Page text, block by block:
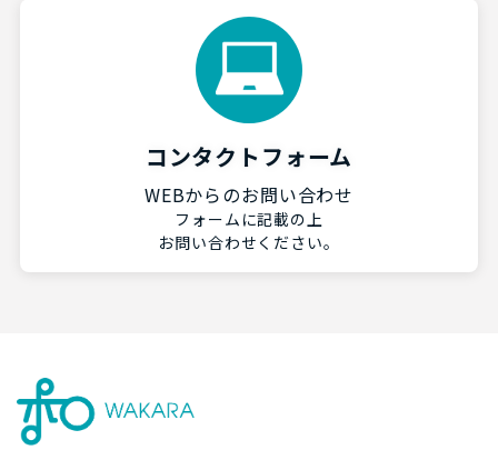
コンタクトフォーム
WEBからのお問い合わせ
フォームに記載の上
お問い合わせください。